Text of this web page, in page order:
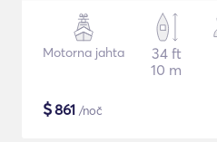
Motorna jahta
34 ft
10 m
$861 /noč